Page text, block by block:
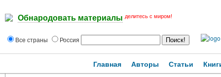
Обнародовать материалы делитесь с миром!
Все страны Россия
Главная Авторы Статьи